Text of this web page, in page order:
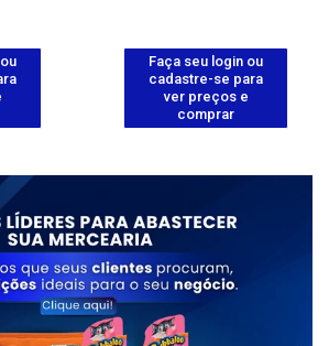
Faça seu login ou
cadastre-se para
ver preços e
comprar